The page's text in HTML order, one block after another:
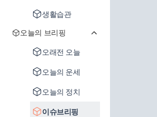
생활습관
오늘의 브리핑
오래전 오늘
오늘의 운세
오늘의 정치
이슈브리핑